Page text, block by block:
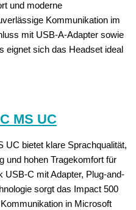
und moderne
Kommunikation im
mit USB-A-Adapter sowie
eignet sich das Headset ideal
MS UC
UC bietet klare Sprachqualität,
und hohen Tragekomfort für
USB-C mit Adapter, Plug-and-
sorgt das Impact 500
in Microsoft